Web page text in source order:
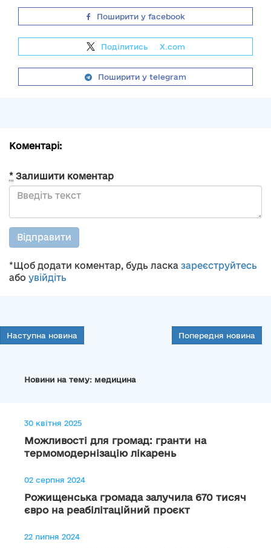
Поширити у facebook
Поділитись X.com
Поширити у telegram
Коментарі:
* Залишити коментар
Відправити
*Щоб додати коментар, будь ласка зареєструйтесь
або увійдіть
Наступна новина Попередня новина
Новини на тему: медицина
30 квітня 2025
Можливості для громад: гранти на
термомодернізацію лікарень
02 серпня 2024
Рожищенська громада залучила 670 тисяч
євро на реабілітаційний проєкт
22 липня 2024